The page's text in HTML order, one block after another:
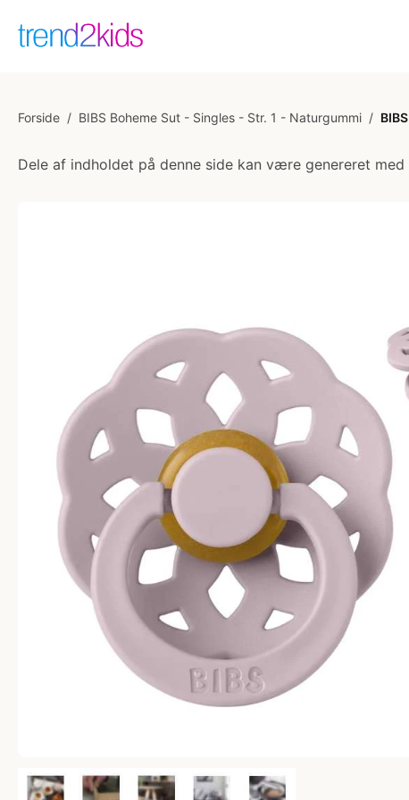
Forside / BIBS Boheme Sut - Singles - Str. 1 - Naturgummi /
Dele af indholdet på denne side kan være genereret